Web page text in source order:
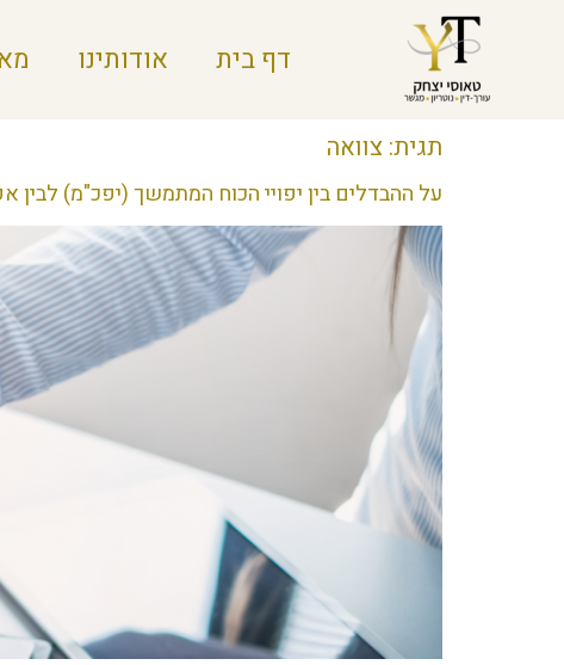
דף בית אודותינו
תגית: צוואה
על ההבדלים בין יפויי הכוח המתמשך (יפכ"מ) לבין